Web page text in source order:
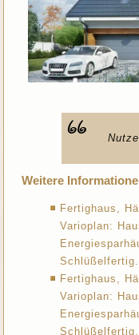
Weitere
Fertighaus,
Varioplan:
Schlüßelfertig.
Fertighaus,
Varioplan:
Schlüßelfertig.